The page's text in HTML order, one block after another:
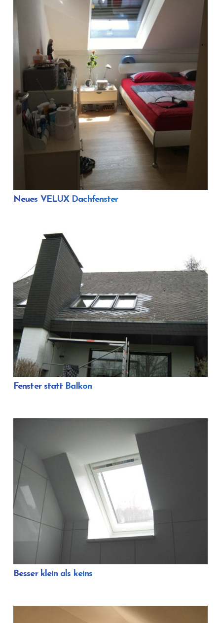
Neues VELUX Dachfenster
Fenster statt Balkon
Besser klein als keins